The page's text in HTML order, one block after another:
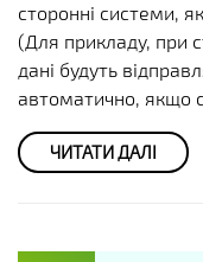
сторонні системи,
(Для прикладу, при
дані будуть
автоматично, якщо
ЧИТАТИ ДАЛІ